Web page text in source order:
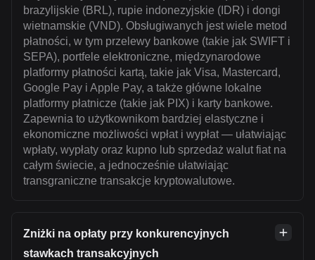
brazylijskie (BRL), rupie indonezyjskie (IDR) i dongi
wietnamskie (VND). Obsługiwanych jest wiele metod
płatności, w tym przelewy bankowe (takie jak SWIFT i
SEPA), portfele elektroniczne, międzynarodowe
platformy płatności kartą, takie jak Visa, Mastercard,
Google Pay i Apple Pay, a także główne lokalne
platformy płatnicze (takie jak PIX) i karty bankowe.
Zapewnia to użytkownikom bardziej elastyczne i
ekonomiczne możliwości wpłat i wypłat — ułatwiając
wpłaty, wypłaty oraz kupno lub sprzedaż walut fiat na
całym świecie, a jednocześnie ułatwiając
transgraniczne transakcje kryptowalutowe.
Zniżki na opłaty przy konkurencyjnych
stawkach transakcyjnych